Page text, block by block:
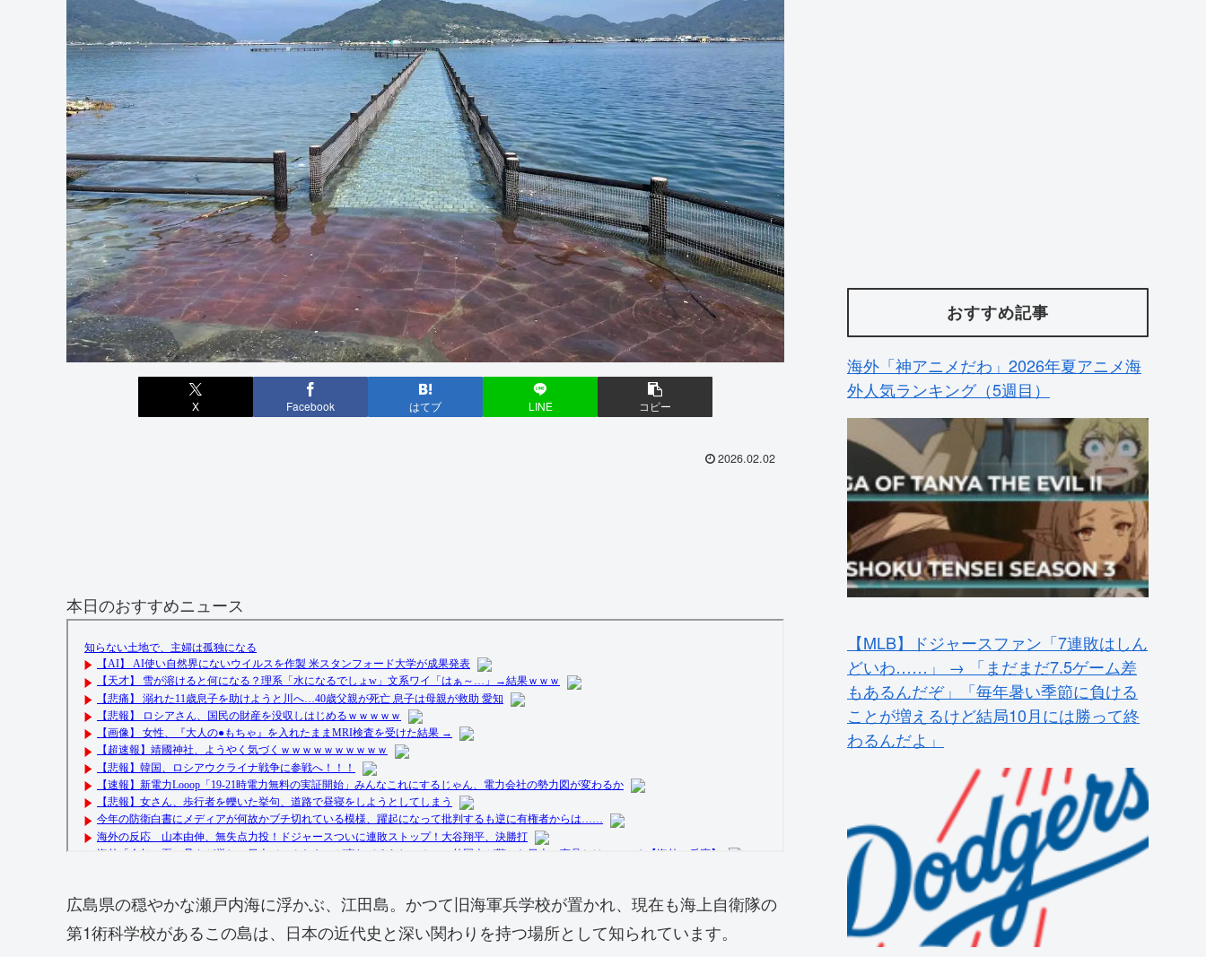
X Facebook はてブ LINE コピー
2026.02.02
本日のおすすめニュース
広島県の穏やかな瀬戸内海に浮かぶ、江田島。かつて旧海軍兵学校が置かれ、現在も海上自衛隊の
第1術科学校があるこの島は、日本の近代史と深い関わりを持つ場所として知られています。
おすすめ記事
海外「神アニメだわ」2026年夏アニメ海
外人気ランキング（5週目）
【MLB】ドジャースファン「7連敗はしん
どいわ……」 → 「まだまだ7.5ゲーム差
もあるんだぞ」「毎年暑い季節に負ける
ことが増えるけど結局10月には勝って終
わるんだよ」